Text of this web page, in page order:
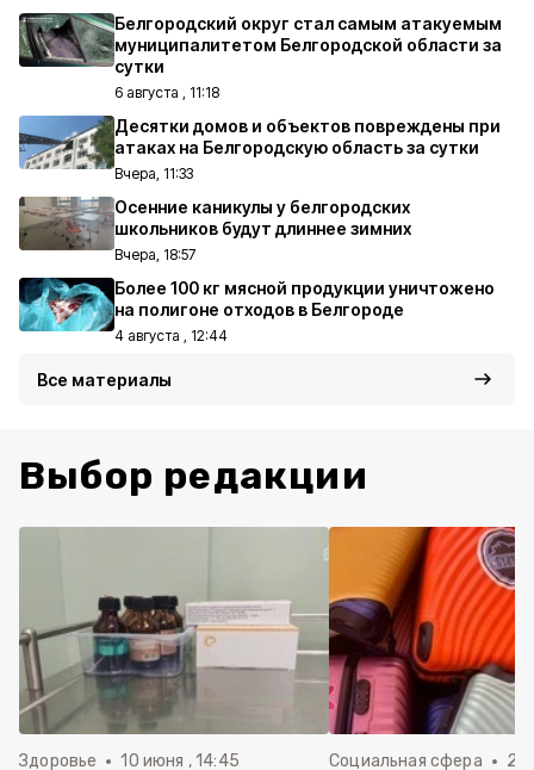
Белгородский округ стал самым атакуемым
муниципалитетом Белгородской области за
сутки
6 августа , 11:18
Десятки домов и объектов повреждены при
атаках на Белгородскую область за сутки
Вчера, 11:33
Осенние каникулы у белгородских
школьников будут длиннее зимних
Вчера, 18:57
Более 100 кг мясной продукции уничтожено
на полигоне отходов в Белгороде
4 августа , 12:44
Все материалы
Выбор редакции
Здоровье 10 июня , 14:45 Социальная сфера 20